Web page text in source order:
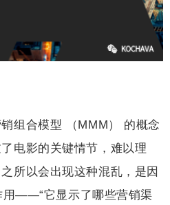
组合模型 （MMM） 的概念
电影的关键情节，难以理
所以会出现这种混乱，是因
用——“它显示了哪些营销渠